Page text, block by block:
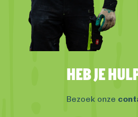
Heb je
Bezoek onze